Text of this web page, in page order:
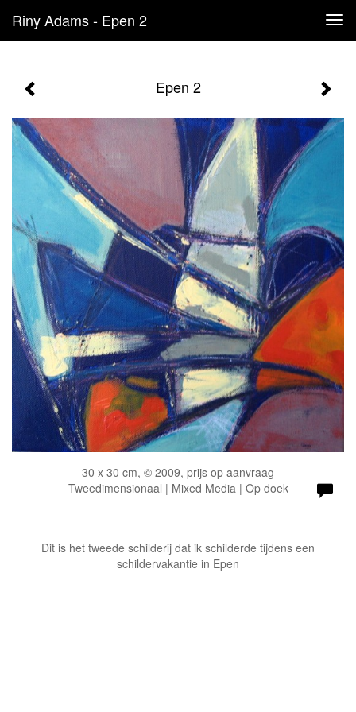
Riny Adams - Epen 2
Epen 2
30 x 30 cm, © 2009, prijs op aanvraag
Tweedimensionaal | Mixed Media | Op doek
Dit is het tweede schilderij dat ik schilderde tijdens een
schildervakantie in Epen